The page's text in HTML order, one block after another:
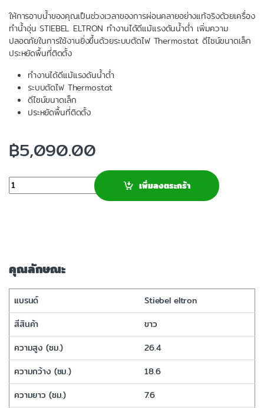
ให้การอาบน้ำของคุณเป็นช่วงเวลาของการผ่อนคลายอย่างแท้จริงด้วยเครื่อง
ทำน้ำอุ่น STIEBEL ELTRON ทำงานได้ดีแม้แรงดันน้ำต่ำ เพิ่มความ
ปลอดภัยในการใช้งานยิ่งขึ้นด้วยระบบตัดไฟ Thermostat ดีไซน์ขนาดเล็ก
ประหยัดพื้นที่ติดตั้ง
ทำงานได้ดีแม้แรงดันน้ำต่ำ
ระบบตัดไฟ Thermostat
ดีไซน์ขนาดเล็ก
ประหยัดพื้นที่ติดตั้ง
฿5,090.00
จำนวน เพิ่มลงตระกร้า
คุณลักษณะ
แบรนด์
Stiebel eltron
สีสินค้า
ขาว
ความสูง (ซม.)
26.4
ความกว้าง (ซม.)
18.6
ความยาว (ซม.)
7.6